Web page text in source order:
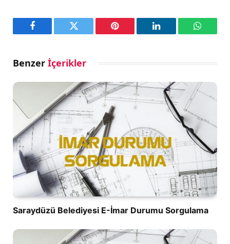
Facebook Twitter Pinterest LinkedIn
Benzer İçerikler
Saraydüzü Belediyesi E-İmar Durumu Sorgulama